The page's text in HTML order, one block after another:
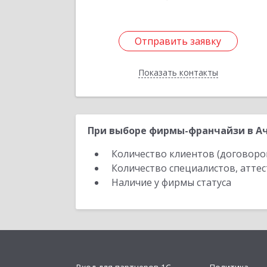
Отправить заявку
Показать контакты
Отправить заявку
Назад
При выборе фирмы-франчайзи в
Количество клиентов
Количество специалистов,
Наличие у фирмы статуса